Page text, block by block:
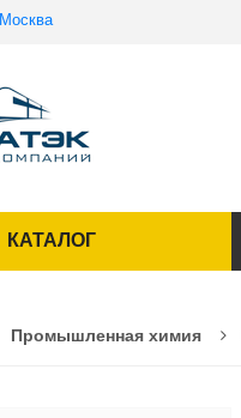
Москва
КАТАЛОГ
Промышленная химия